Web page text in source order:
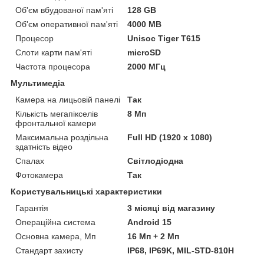
Об'єм вбудованої пам'яті
128 GB
Об'єм оперативної пам'яті
4000 MB
Процесор
Unisoc Tiger T615
Слоти карти пам'яті
microSD
Частота процесора
2000 МГц
Мультимедіа
Камера на лицьовій панелі
Так
Кількість мегапікселів
фронтальної камери
8 Мп
Максимальна роздільна
здатність відео
Full HD (1920 x 1080)
Спалах
Світлодіодна
Фотокамера
Так
Користувальницькі характеристики
Гарантія
3 місяці від магазину
Операційна система
Android 15
Основна камера, Мп
16 Мп + 2 Мп
Стандарт захисту
IP68, IP69K, MIL-STD-810H